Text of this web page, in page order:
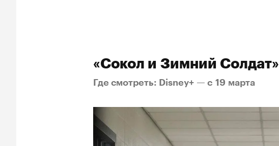
«Сокол и Зимний Солдат»
Где смотреть: Disney+ — c 19 марта